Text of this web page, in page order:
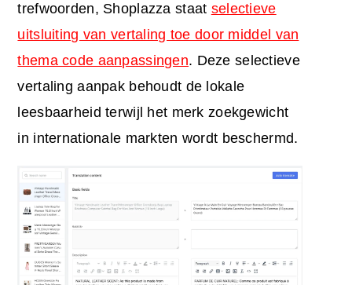
trefwoorden, Shoplazza staat selectieve
uitsluiting van vertaling toe door middel van
thema code aanpassingen. Deze selectieve
vertaling aanpak behoudt de lokale
leesbaarheid terwijl het merk zoekgewicht
in internationale markten wordt beschermd.